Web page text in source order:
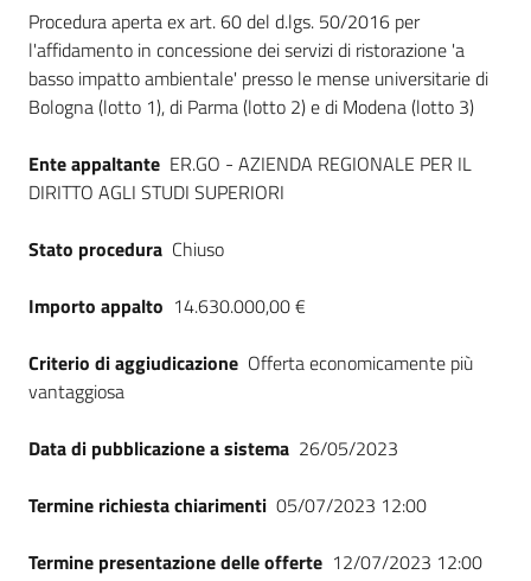
Dati del bando
Procedura aperta ex art. 60 del d.lgs. 50/2016 per
l'affidamento in concessione dei servizi di ristorazione 'a
basso impatto ambientale' presso le mense universitarie di
Bologna (lotto 1), di Parma (lotto 2) e di Modena (lotto 3)
Ente appaltante ER.GO - AZIENDA REGIONALE PER IL
DIRITTO AGLI STUDI SUPERIORI
Stato procedura Chiuso
Importo appalto 14.630.000,00 €
Criterio di aggiudicazione Offerta economicamente più
vantaggiosa
Data di pubblicazione a sistema 26/05/2023
Termine richiesta chiarimenti 05/07/2023 12:00
Termine presentazione delle offerte 12/07/2023 12:00